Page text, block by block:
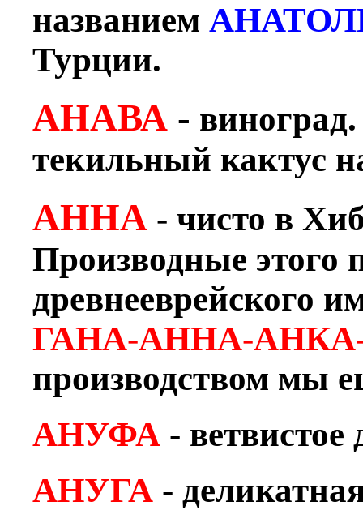
названием
Турции.
АНАВА -
текильный кактус
АННА - чисто в
Производные этого
древнееврейского
ГАНА-АННА-
производством мы
АНУФА - ветвистое
АНУГА -